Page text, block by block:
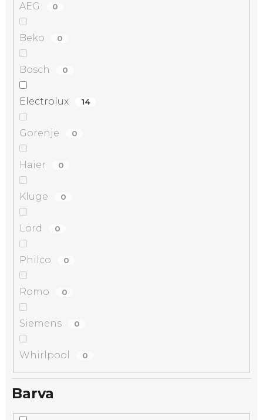
AEG 0
Beko 0
Bosch 0
Electrolux 14
Gorenje 0
Haier 0
Kluge 0
Lord 0
Philco 0
Romo 0
Siemens 0
Whirlpool 0
Barva